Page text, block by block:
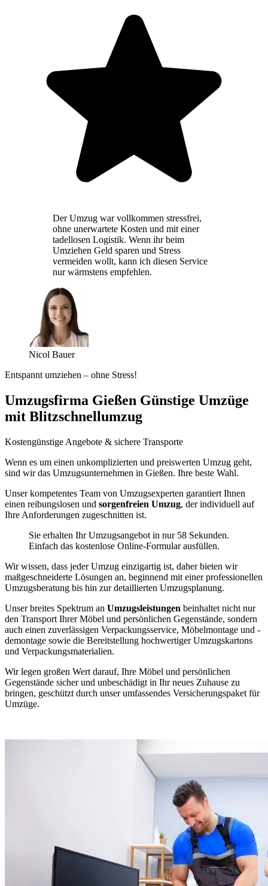
Der Umzug war vollkommen stressfrei,
ohne unerwartete Kosten und mit einer
tadellosen Logistik. Wenn ihr beim
Umziehen Geld sparen und Stress
vermeiden wollt, kann ich diesen Service
nur wärmstens empfehlen.
Nicol Bauer
Entspannt umziehen – ohne Stress!
Umzugsfirma Gießen Günstige Umzüge
mit Blitzschnellumzug
Kostengünstige Angebote & sichere Transporte
Wenn es um einen unkomplizierten und preiswerten Umzug geht,
sind wir das Umzugsunternehmen in Gießen. Ihre beste Wahl.
Unser kompetentes Team von Umzugsexperten garantiert Ihnen
einen reibungslosen und sorgenfreien Umzug, der individuell auf
Ihre Anforderungen zugeschnitten ist.
Sie erhalten Ihr Umzugsangebot in nur 58 Sekunden.
Einfach das kostenlose Online-Formular ausfüllen.
Wir wissen, dass jeder Umzug einzigartig ist, daher bieten wir
maßgeschneiderte Lösungen an, beginnend mit einer professionellen
Umzugsberatung bis hin zur detaillierten Umzugsplanung.
Unser breites Spektrum an Umzugsleistungen beinhaltet nicht nur
den Transport Ihrer Möbel und persönlichen Gegenstände, sondern
auch einen zuverlässigen Verpackungsservice, Möbelmontage und -
demontage sowie die Bereitstellung hochwertiger Umzugskartons
und Verpackungsmaterialien.
Wir legen großen Wert darauf, Ihre Möbel und persönlichen
Gegenstände sicher und unbeschädigt in Ihr neues Zuhause zu
bringen, geschützt durch unser umfassendes Versicherungspaket für
Umzüge.